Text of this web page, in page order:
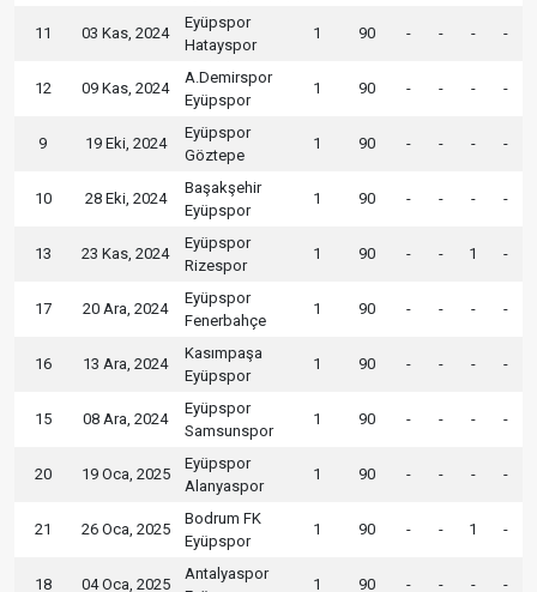
11 03 Kas, 2024
Eyüpspor
Hatayspor
1 90 - - - -
12 09 Kas, 2024
A.Demirspor
Eyüpspor
1 90 - - - -
9 19 Eki, 2024
Eyüpspor
Göztepe
1 90 - - - -
10 28 Eki, 2024
Başakşehir
Eyüpspor
1 90 - - - -
13 23 Kas, 2024
Eyüpspor
Rizespor
1 90 - - 1 -
17 20 Ara, 2024
Eyüpspor
Fenerbahçe
1 90 - - - -
16 13 Ara, 2024
Kasımpaşa
Eyüpspor
1 90 - - - -
15 08 Ara, 2024
Eyüpspor
Samsunspor
1 90 - - - -
20 19 Oca, 2025
Eyüpspor
Alanyaspor
1 90 - - - -
21 26 Oca, 2025
Bodrum FK
Eyüpspor
1 90 - - 1 -
18 04 Oca, 2025
Antalyaspor
1 90 - - - -